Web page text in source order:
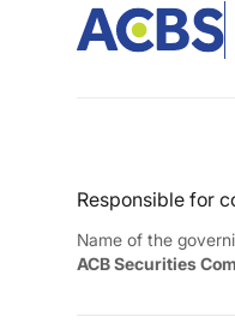
Responsible for
Name of the
ACB Securities